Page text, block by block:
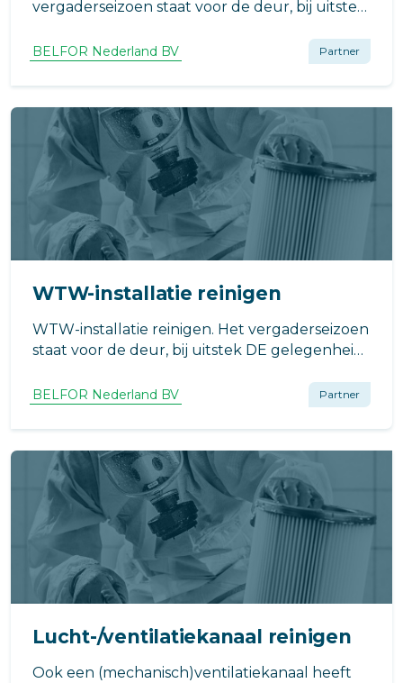
vergaderseizoen staat voor de deur, bij uitstek
(mechanische)ventilatiekanalen of WTW-
installaties onder de aandacht te brengen
BELFOR Nederland BV Partner
WTW-installatie reinigen
WTW-installatie reinigen. Het vergaderseizoen
staat voor de deur, bij uitstek DE gelegenheid
(mechanische)ventilatiekanalen of WTW-
installaties onder de aandacht te brengen.
BELFOR Nederland BV Partner
Lucht-/ventilatiekanaal reinigen
Ook een (mechanisch)ventilatiekanaal heeft